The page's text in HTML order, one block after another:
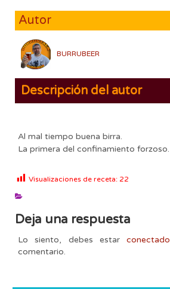
Autor
BURRUBEER
Descripción del autor
Al mal tiempo buena birra.
La primera del confinamiento forzoso.
Visualizaciones de receta: 22
Deja una respuesta
Lo siento, debes estarconectado
comentario.